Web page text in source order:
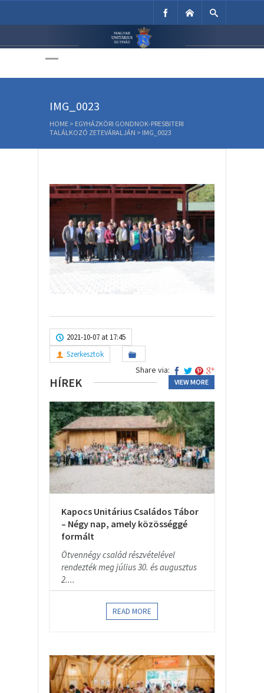
Unitárius Egyház
IMG_0023
HOME > EGYHÁZKÖRI GONDNOK-PRESBITERI
TALÁLKOZÓ ZETEVÁRALJÁN > IMG_0023
2021-10-07 at 17:45
Szerkesztok
Share via:
HÍREK VIEW MORE
Kapocs Unitárius Családos Tábor
– Négy nap, amely közösséggé
formált
Ötvennégy család részvételével
rendezték meg július 30. és augusztus
2....
READ MORE